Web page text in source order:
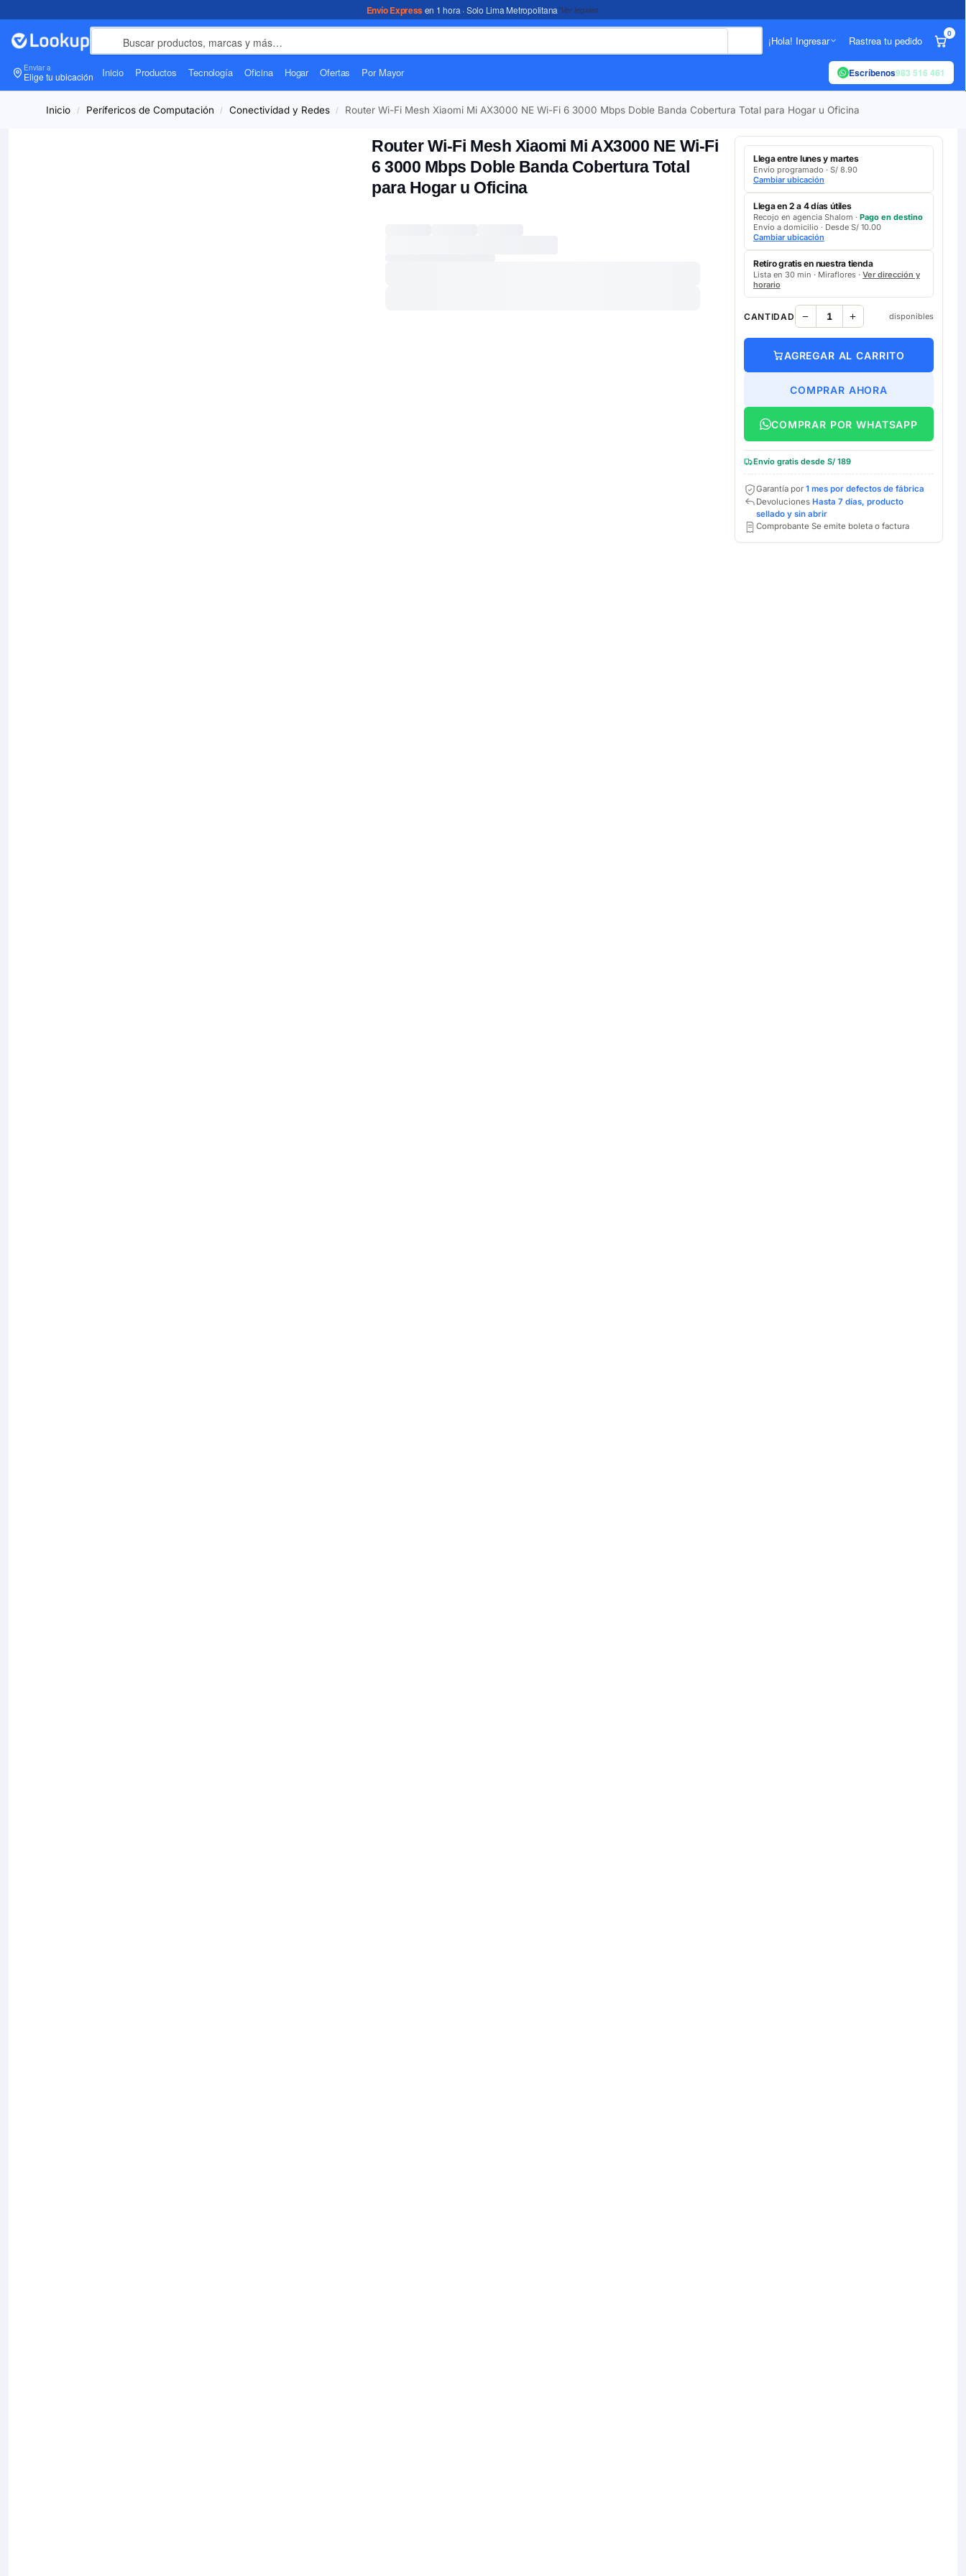
Envío Expressen 1 hora · Solo Lima Metropolitana*Ver legales
¡Hola! Ingresar Rastrea tu pedido
0
Enviar a
Elige tu ubicación Inicio Productos Tecnología Oficina Hogar Ofertas Por Mayor Escríbenos983 516 461
Inicio / Perífericos de Computación / Conectividad y Redes / Router Wi-Fi Mesh Xiaomi Mi AX3000 NE Wi-Fi 6 3000 Mbps Doble Banda Cobertura Total para Hogar u Oficina
Router Wi-Fi Mesh Xiaomi Mi AX3000 NE Wi-Fi
6 3000 Mbps Doble Banda Cobertura Total
para Hogar u Oficina
Llega entre lunes y martes
Envío programado · S/ 8.90
Cambiar ubicación
Llega en 2 a 4 días útiles
Recojo en agencia Shalom · Pago en destino
Envío a domicilio · Desde S/ 10.00
Cambiar ubicación
Retíro gratis en nuestra tienda
Lista en 30 min · Miraflores · Ver dirección y
horario
CANTIDAD disponibles
AGREGAR AL CARRITO
COMPRAR AHORA
COMPRAR POR WHATSAPP
Envío gratis desde S/ 189
Garantía por 1 mes por defectos de fábrica
Devoluciones Hasta 7 días, producto
sellado y sin abrir
Comprobante Se emite boleta o factura